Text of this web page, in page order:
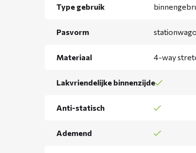
Type gebruik
Pasvorm
Materiaal 4-way
Lakvriendelijke binnenzijde
Anti-statisch
Ademend